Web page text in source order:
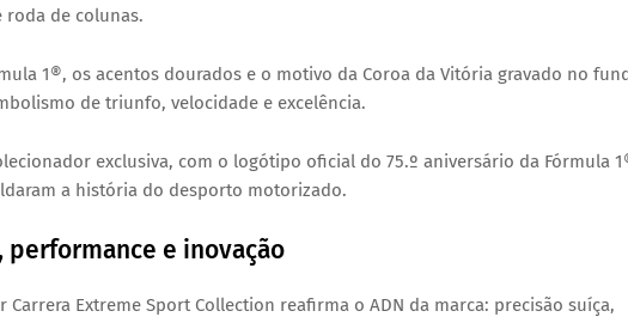
roda de colunas.
1®, os acentos dourados e o motivo da Coroa da Vitória gravado no
de triunfo, velocidade e excelência.
exclusiva, com o logótipo oficial do 75.º aniversário da Fórmula
a história do desporto motorizado.
performance e inovação
Carrera Extreme Sport Collection reafirma o ADN da marca: precisão suíça,